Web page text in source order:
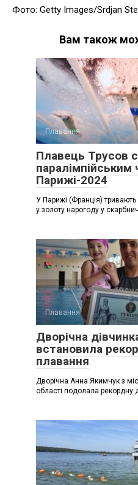
Фото: Getty Images/Srdjan
Вам також
Плавання
Плавець Трусов
паралімпійським
Парижі-2024
У Парижі (Франція) тривають
у золоту нарогоду у
Плавання
Дворічна
встановила
плавання
Дворічна Анна Якимчук з
області подолала рекордну